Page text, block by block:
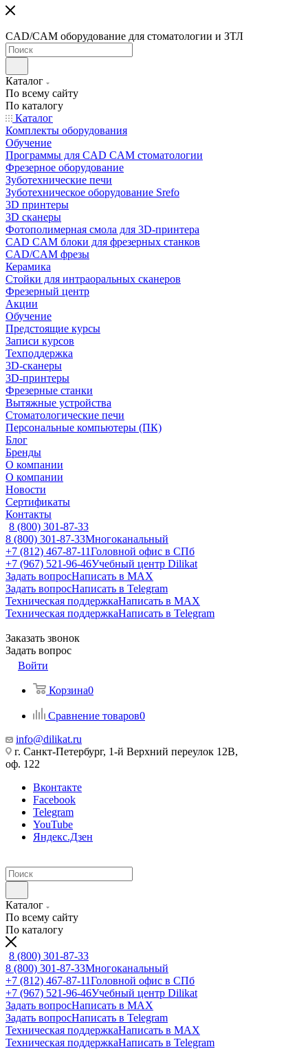
CAD/CAM оборудование для стоматологии и ЗТЛ
Каталог
По всему сайту
По каталогу
Каталог
Комплекты оборудования
Обучение
Программы для CAD CAM стоматологии
Фрезерное оборудование
Зуботехнические печи
Зуботехническое оборудование Srefo
3D принтеры
3D сканеры
Фотополимерная смола для 3D-принтера
CAD CAM блоки для фрезерных станков
CAD/CAM фрезы
Керамика
Стойки для интраоральных сканеров
Фрезерный центр
Акции
Обучение
Предстоящие курсы
Записи курсов
Техподдержка
3D-сканеры
3D-принтеры
Фрезерные станки
Вытяжные устройства
Стоматологические печи
Персональные компьютеры (ПК)
Блог
Бренды
О компании
О компании
Новости
Сертификаты
Контакты
8 (800) 301-87-33
8 (800) 301-87-33Многоканальный
+7 (812) 467-87-11Головной офис в СПб
+7 (967) 521-96-46Учебный центр Dilikat
Задать вопросНаписать в MAX
Задать вопросНаписать в Telegram
Техническая поддержкаНаписать в MAX
Техническая поддержкаНаписать в Telegram
Заказать звонок
Задать вопрос
Войти
Корзина0
Сравнение товаров0
info@dilikat.ru
г. Санкт-Петербург, 1-й Верхний переулок 12В,
оф. 122
Вконтакте
Facebook
Telegram
YouTube
Яндекс.Дзен
Каталог
По всему сайту
По каталогу
8 (800) 301-87-33
8 (800) 301-87-33Многоканальный
+7 (812) 467-87-11Головной офис в СПб
+7 (967) 521-96-46Учебный центр Dilikat
Задать вопросНаписать в MAX
Задать вопросНаписать в Telegram
Техническая поддержкаНаписать в MAX
Техническая поддержкаНаписать в Telegram